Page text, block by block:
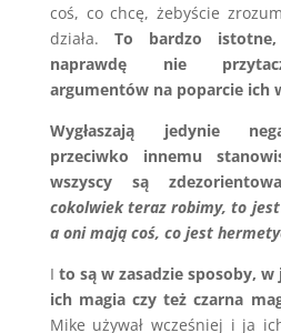
coś, co chcę, żebyście
działa. To bardzo
naprawdę nie
argumentów na poparcie ich
Wygłaszają jedynie
przeciwko innemu
wszyscy są
cokolwiek teraz robimy, to jest
a oni mają coś, co jest
I to są w zasadzie sposoby, w
ich magia czy też czarna
Mike używał wcześniej i ja